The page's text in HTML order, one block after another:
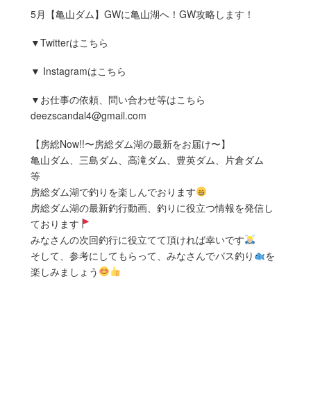
5月【亀山ダム】GWに亀山湖へ！GW攻略します！
▼Twitterはこちら
▼ Instagramはこちら
▼お仕事の依頼、問い合わせ等はこちら
deezscandal4@gmail.com
【房総Now!!〜房総ダム湖の最新をお届け〜】
亀山ダム、三島ダム、高滝ダム、豊英ダム、片倉ダム
等
房総ダム湖で釣りを楽しんでおります
房総ダム湖の最新釣行動画、釣りに役立つ情報を発信し
ております
みなさんの次回釣行に役立てて頂ければ幸いです
そして、参考にしてもらって、みなさんでバス釣り
を
楽しみましょう